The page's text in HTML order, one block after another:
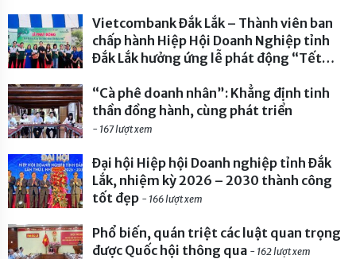
Vietcombank Đắk Lắk – Thành viên ban
chấp hành Hiệp Hội Doanh Nghiệp tỉnh
Đắk Lắk hưởng ứng lễ phát động “Tết
2026- 234 lượt xem
“Cà phê doanh nhân”: Khẳng định tinh
thần đồng hành, cùng phát triển
- 167 lượt xem
Đại hội Hiệp hội Doanh nghiệp tỉnh Đắk
Lắk, nhiệm kỳ 2026 – 2030 thành công
tốt đẹp - 166 lượt xem
Phổ biến, quán triệt các luật quan trọng
được Quốc hội thông qua - 162 lượt xem